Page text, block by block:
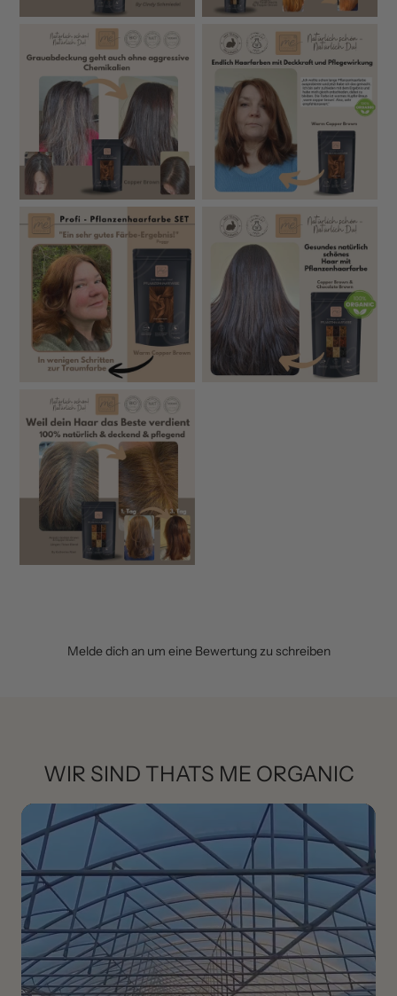
Melde dich an um eine Bewertung zu schreiben
WIR SIND THATS ME ORGANIC